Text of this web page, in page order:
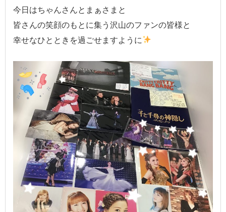
今日はちゃんさんとまぁさまと
皆さんの笑顔のもとに集う沢山のファンの皆様と
幸せなひとときを過ごせますように